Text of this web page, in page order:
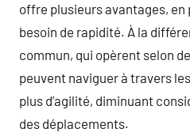
offre plusieurs avantages, en
besoin de rapidité. À la
commun, qui opèrent selon
peuvent naviguer à travers
plus d’agilité, diminuant
des déplacements.